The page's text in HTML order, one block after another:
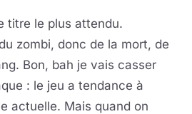
titre le plus attendu.
zombi, donc de la mort, de
Bon, bah je vais casser
: le jeu a tendance à
actuelle. Mais quand on